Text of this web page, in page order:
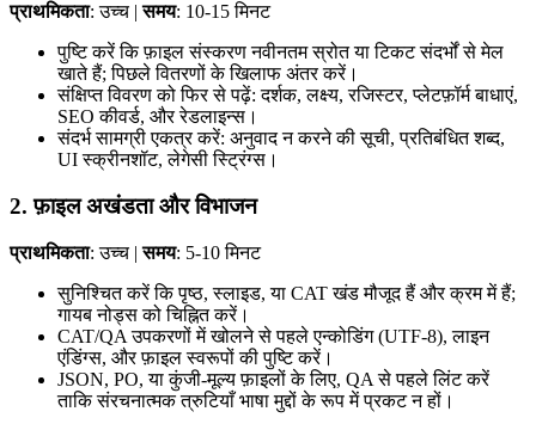
प्राथमिकता: उच्च |समय: 10-15 मिनट
पुष्टि करें कि फ़ाइल संस्करण नवीनतम स्रोत या टिकट संदर्भों से मेल
खाते हैं; पिछले वितरणों के खिलाफ अंतर करें।
संक्षिप्त विवरण को फिर से पढ़ें: दर्शक, लक्ष्य, रजिस्टर, प्लेटफ़ॉर्म बाधाएं,
SEO कीवर्ड, और रेडलाइन्स।
संदर्भ सामग्री एकत्र करें: अनुवाद न करने की सूची, प्रतिबंधित शब्द,
UI स्क्रीनशॉट, लेगेसी स्ट्रिंग्स।
2. फ़ाइल अखंडता और विभाजन
प्राथमिकता: उच्च |समय: 5-10 मिनट
सुनिश्चित करें कि पृष्ठ, स्लाइड, या CAT खंड मौजूद हैं और क्रम में हैं;
गायब नोड्स को चिह्नित करें।
CAT/QA उपकरणों में खोलने से पहले एन्कोडिंग (UTF-8), लाइन
एंडिंग्स, और फ़ाइल स्वरूपों की पुष्टि करें।
JSON, PO, या कुंजी-मूल्य फ़ाइलों के लिए, QA से पहले लिंट करें
ताकि संरचनात्मक त्रुटियाँ भाषा मुद्दों के रूप में प्रकट न हों।